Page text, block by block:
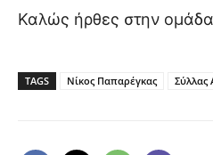
Καλώς ήρθες στην
TAGS Νίκος Παπαρέγκας Σύλλας